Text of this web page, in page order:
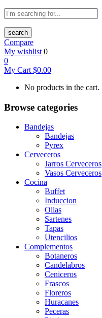
search
Compare
My wishlist 0
0
My Cart $0.00
No products in the cart.
Browse categories
Bandejas
Bandejas
Pyrex
Cerveceros
Jarros Cerveceros
Vasos Cerveceros
Cocina
Buffet
Induccion
Ollas
Sartenes
Tapas
Utencilios
Complementos
Botaneros
Candelabros
Ceniceros
Frascos
Floreros
Huracanes
Peceras